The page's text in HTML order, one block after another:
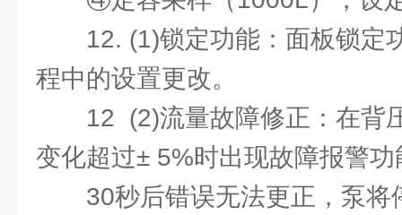
12. (1)锁定功能：面板锁定
程中的设置更改。
12 (2)流量故障修正：在背
变化超过± 5%时出现故障报警功
30秒后错误无法更正，泵将